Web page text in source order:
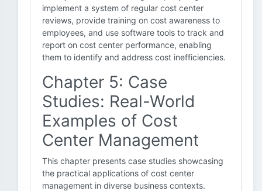
implement a system of regular cost center
reviews, provide training on cost awareness to
employees, and use software tools to track and
report on cost center performance, enabling
them to identify and address cost inefficiencies.
Chapter 5: Case
Studies: Real-World
Examples of Cost
Center Management
This chapter presents case studies showcasing
the practical applications of cost center
management in diverse business contexts.